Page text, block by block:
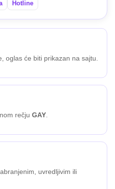
Hotline
oglas će biti prikazan na sajtu.
rečju GAY
uvredljivim ili